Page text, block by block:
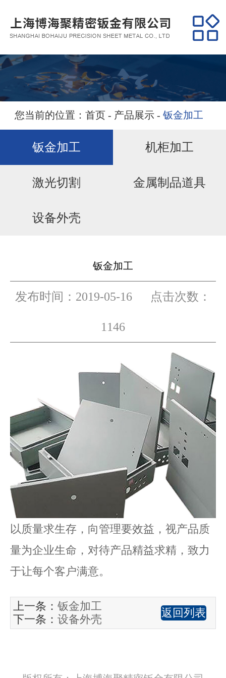
网站首页
产品展示
经典案例
营销服务
新闻资讯
联系我们
您当前的位置： 首页 - 产品展示- 钣金加工
钣金加工 机柜加工
激光切割 金属制品道具
设备外壳
钣金加工
发布时间：2019-05-16 点击次数：
1146
以质量求生存，向管理要效益，视产品质
量为企业生命，对待产品精益求精，致力
于让每个客户满意。
上一条： 钣金加工
下一条： 设备外壳
返回列表